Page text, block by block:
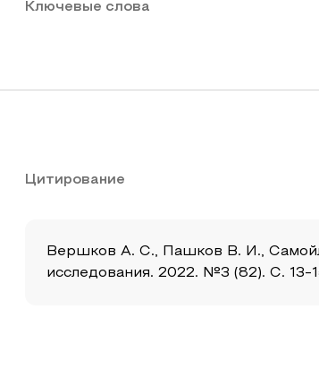
Ключевые слова
Цитирование
Вершков А. С., Пашков В. И.,
исследования. 2022. №3 (82). С.